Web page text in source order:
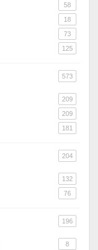
58
18
73
125
573
209
209
181
204
132
76
196
8